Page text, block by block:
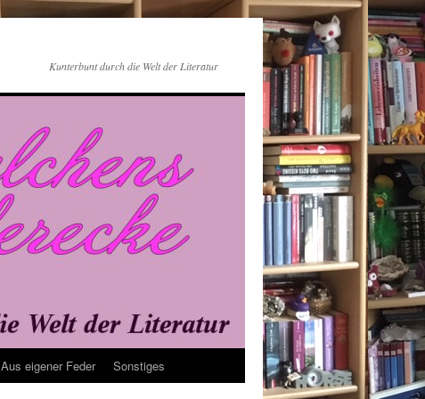
Kunterbunt durch die Welt der Literatur
Aus eigener Feder Sonstiges